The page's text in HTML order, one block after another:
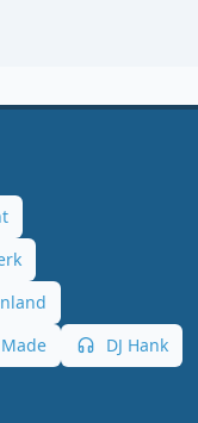
Made
DJ Hank